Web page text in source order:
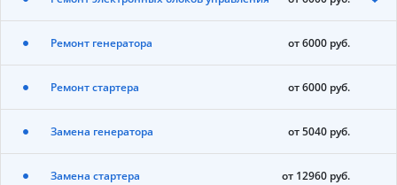
Ремонт генератора от 6000 руб.
Ремонт стартера от 6000 руб.
Замена генератора от 5040 руб.
Замена стартера от 12960 руб.